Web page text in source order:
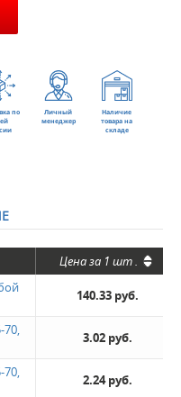
по
Личный
менеджер
Наличие
товара на
складе
Цена за 1 шт.
140.33 руб.
70,
3.02 руб.
70,
2.24 руб.